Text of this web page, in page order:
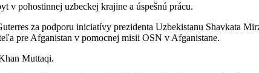
v pohostinnej uzbeckej krajine a úspešnú prácu.
za podporu iniciatívy prezidenta Uzbekistanu Shavkata
pre Afganistan v pomocnej misii OSN v Afganistane.
Muttaqi.